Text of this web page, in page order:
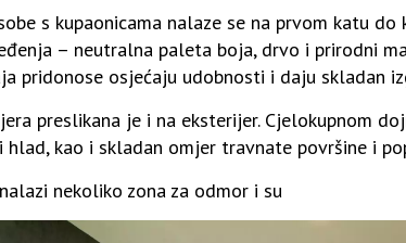
s kupaonicama nalaze se na prvom katu
– neutralna paleta boja, drvo i prirodni
pridonose osjećaju udobnosti i daju skladan
preslikana je i na eksterijer. Cjelokupnom
kao i skladan omjer travnate površine i
nekoliko zona za odmor i su